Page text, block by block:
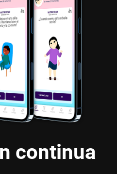
continua